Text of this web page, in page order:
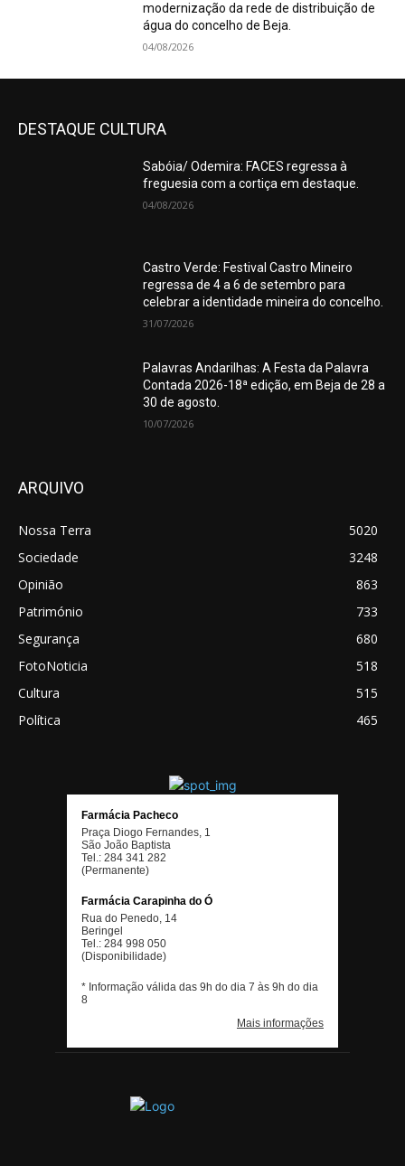
modernização da rede de distribuição de
água do concelho de Beja.
04/08/2026
DESTAQUE CULTURA
Sabóia/ Odemira: FACES regressa à
freguesia com a cortiça em destaque.
04/08/2026
Castro Verde: Festival Castro Mineiro
regressa de 4 a 6 de setembro para
celebrar a identidade mineira do concelho.
31/07/2026
Palavras Andarilhas: A Festa da Palavra
Contada 2026-18ª edição, em Beja de 28 a
30 de agosto.
10/07/2026
ARQUIVO
Nossa Terra
5020
Sociedade
3248
Opinião
863
Património
733
Segurança
680
FotoNoticia
518
Cultura
515
Política
465